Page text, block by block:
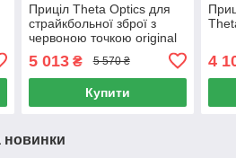
Приціл Theta Optics для
страйкбольної зброї з
червоною точкою original
5 013₴ 5 570 ₴
Купити
4
новинки